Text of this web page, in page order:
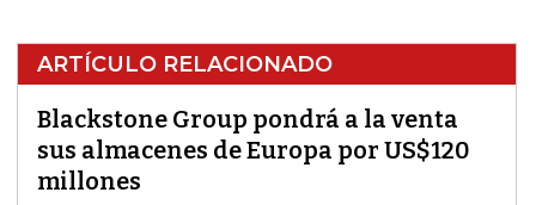
ARTÍCULO RELACIONADO
Blackstone Group pondrá a la venta
sus almacenes de Europa por US$120
millones